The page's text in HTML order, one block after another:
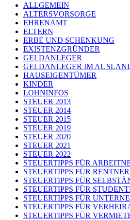
ALLGEMEIN
ALTERSVORSORGE
EHRENAMT
ELTERN
ERBE UND SCHENKUNG
EXISTENZGRÜNDER
GELDANLEGER
GELDANLEGER IM
HAUSEIGENTÜMER
KINDER
LOHNINFOS
STEUER 2013
STEUER 2014
STEUER 2015
STEUER 2019
STEUER 2020
STEUER 2021
STEUER 2022
STEUERTIPPS FÜR
STEUERTIPPS FÜR RENTNER
STEUERTIPPS FÜR
STEUERTIPPS FÜR
STEUERTIPPS FÜR
STEUERTIPPS FÜR
STEUERTIPPS FÜR